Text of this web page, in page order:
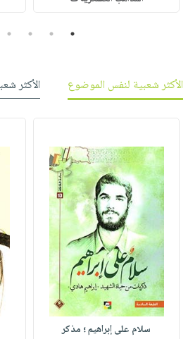
1
2
3
4
الأكثر شعبية لنفس الموضوع
الأكثر
سلام على إبراهيم ؛ مذكر